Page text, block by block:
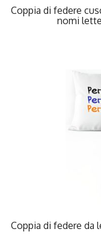
Coppia di federe
nomi
Coppia di federe da